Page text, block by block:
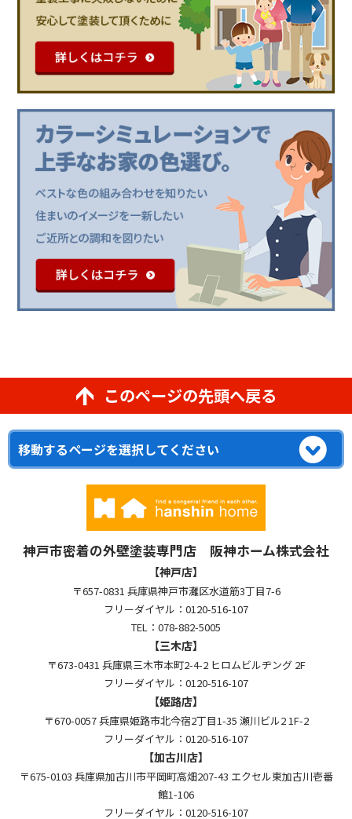
このページの先頭へ戻る
神戸市密着の外壁塗装専門店 阪神ホーム株式会社
【神戸店】
〒657-0831 兵庫県神戸市灘区水道筋3丁目7-6
フリーダイヤル：0120-516-107
TEL：078-882-5005
【三木店】
〒673-0431 兵庫県三木市本町2-4-2 ヒロムビルヂング 2F
フリーダイヤル：0120-516-107
【姫路店】
〒670-0057 兵庫県姫路市北今宿2丁目1-35 瀬川ビル2 1F-2
フリーダイヤル：0120-516-107
【加古川店】
〒675-0103 兵庫県加古川市平岡町高畑207-43 エクセル東加古川壱番
館1-106
フリーダイヤル：0120-516-107